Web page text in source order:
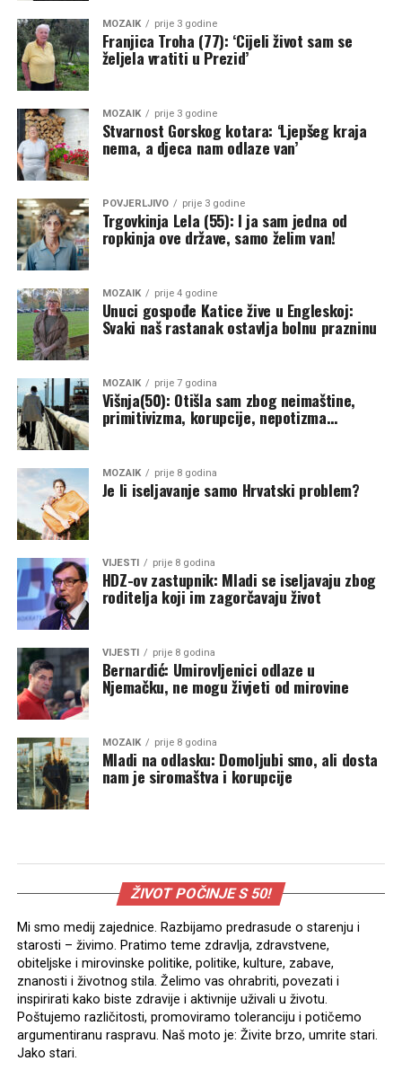
MOZAIK prije 3 godine
Franjica Troha (77): ‘Cijeli život sam se
željela vratiti u Prezid’
MOZAIK prije 3 godine
Stvarnost Gorskog kotara: ‘Ljepšeg kraja
nema, a djeca nam odlaze van’
POVJERLJIVO prije 3 godine
Trgovkinja Lela (55): I ja sam jedna od
ropkinja ove države, samo želim van!
MOZAIK prije 4 godine
Unuci gospođe Katice žive u Engleskoj:
Svaki naš rastanak ostavlja bolnu prazninu
MOZAIK prije 7 godina
Višnja(50): Otišla sam zbog neimaštine,
primitivizma, korupcije, nepotizma…
MOZAIK prije 8 godina
Je li iseljavanje samo Hrvatski problem?
VIJESTI prije 8 godina
HDZ-ov zastupnik: Mladi se iseljavaju zbog
roditelja koji im zagorčavaju život
VIJESTI prije 8 godina
Bernardić: Umirovljenici odlaze u
Njemačku, ne mogu živjeti od mirovine
MOZAIK prije 8 godina
Mladi na odlasku: Domoljubi smo, ali dosta
nam je siromaštva i korupcije
ŽIVOT POČINJE S 50!
Mi smo medij zajednice. Razbijamo predrasude o starenju i
starosti – živimo. Pratimo teme zdravlja, zdravstvene,
obiteljske i mirovinske politike, politike, kulture, zabave,
znanosti i životnog stila. Želimo vas ohrabriti, povezati i
inspirirati kako biste zdravije i aktivnije uživali u životu.
Poštujemo različitosti, promoviramo toleranciju i potičemo
argumentiranu raspravu. Naš moto je: Živite brzo, umrite stari.
Jako stari.